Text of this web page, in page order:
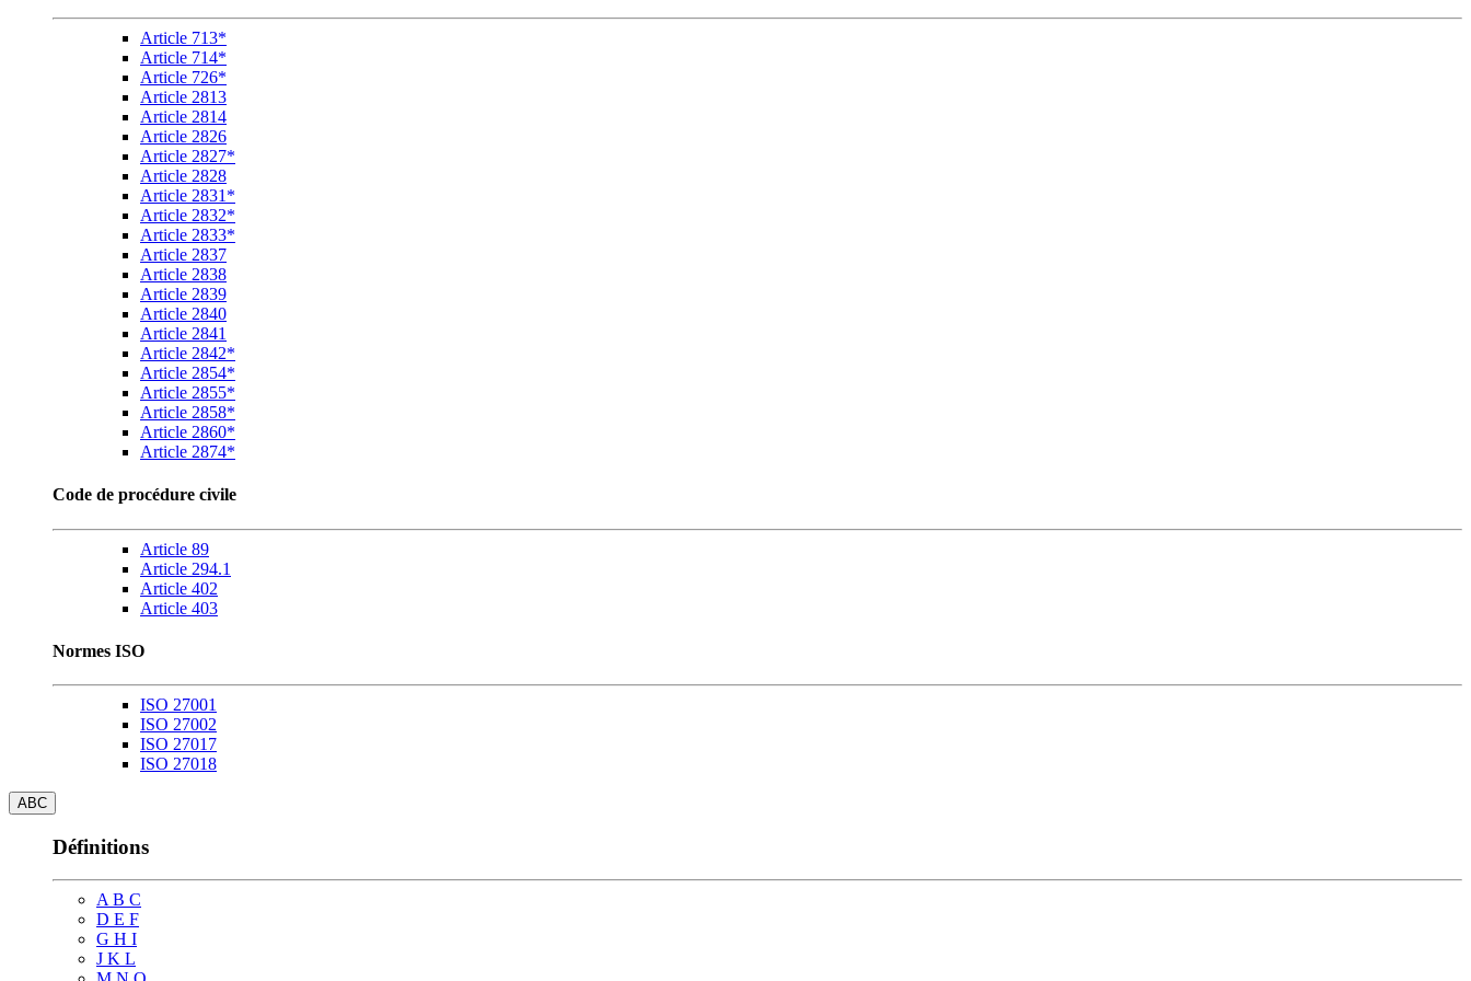
Article 713*
Article 714*
Article 726*
Article 2813
Article 2814
Article 2826
Article 2827*
Article 2828
Article 2831*
Article 2832*
Article 2833*
Article 2837
Article 2838
Article 2839
Article 2840
Article 2841
Article 2842*
Article 2854*
Article 2855*
Article 2858*
Article 2860*
Article 2874*
Code de procédure civile
Article 89
Article 294.1
Article 402
Article 403
Normes ISO
ISO 27001
ISO 27002
ISO 27017
ISO 27018
ABC
Définitions
A B C
D E F
G H I
J K L